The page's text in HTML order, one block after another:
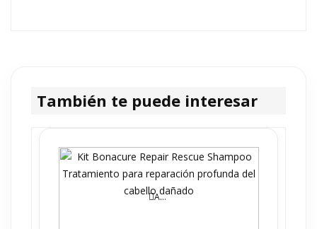
También te puede interesar
AÑADIR AL CARRITO